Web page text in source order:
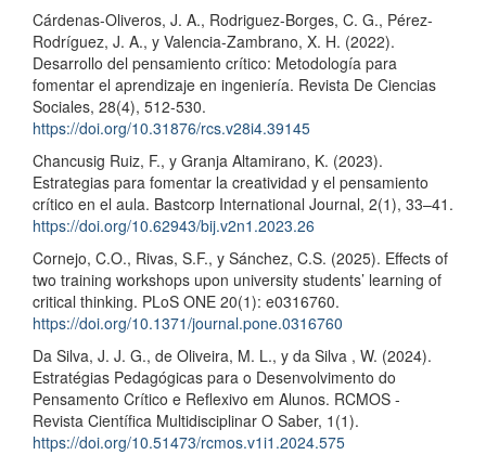
Cárdenas-Oliveros, J. A., Rodriguez-Borges, C. G., Pérez-
Rodríguez, J. A., y Valencia-Zambrano, X. H. (2022).
Desarrollo del pensamiento crítico: Metodología para
fomentar el aprendizaje en ingeniería. Revista De Ciencias
Sociales, 28(4), 512-530.
https://doi.org/10.31876/rcs.v28i4.39145
Chancusig Ruiz, F., y Granja Altamirano, K. (2023).
Estrategias para fomentar la creatividad y el pensamiento
crítico en el aula. Bastcorp International Journal, 2(1), 33–41.
https://doi.org/10.62943/bij.v2n1.2023.26
Cornejo, C.O., Rivas, S.F., y Sánchez, C.S. (2025). Effects of
two training workshops upon university students’ learning of
critical thinking. PLoS ONE 20(1): e0316760.
https://doi.org/10.1371/journal.pone.0316760
Da Silva, J. J. G., de Oliveira, M. L., y da Silva , W. (2024).
Estratégias Pedagógicas para o Desenvolvimento do
Pensamento Crítico e Reflexivo em Alunos. RCMOS -
Revista Científica Multidisciplinar O Saber, 1(1).
https://doi.org/10.51473/rcmos.v1i1.2024.575